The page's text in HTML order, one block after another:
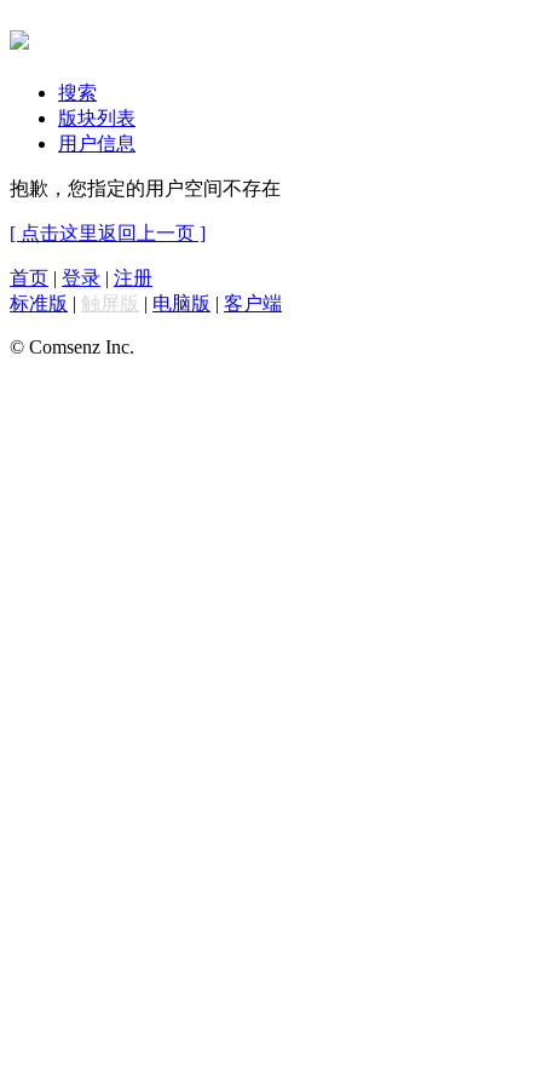
搜索
版块列表
用户信息
抱歉，您指定的用户空间不存在
[ 点击这里返回上一页 ]
首页 | 登录 | 注册
标准版 | 触屏版 | 电脑版 | 客户端
© Comsenz Inc.